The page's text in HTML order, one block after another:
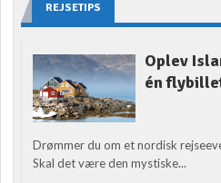
REJSETIPS
Oplev
én
Drømmer du om et nordisk
Skal det være den mystiske...